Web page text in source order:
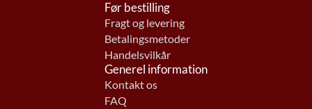
Før bestilling
Fragt og levering
Betalingsmetoder
Handelsvilkår
Generel information
Kontakt os
FAQ